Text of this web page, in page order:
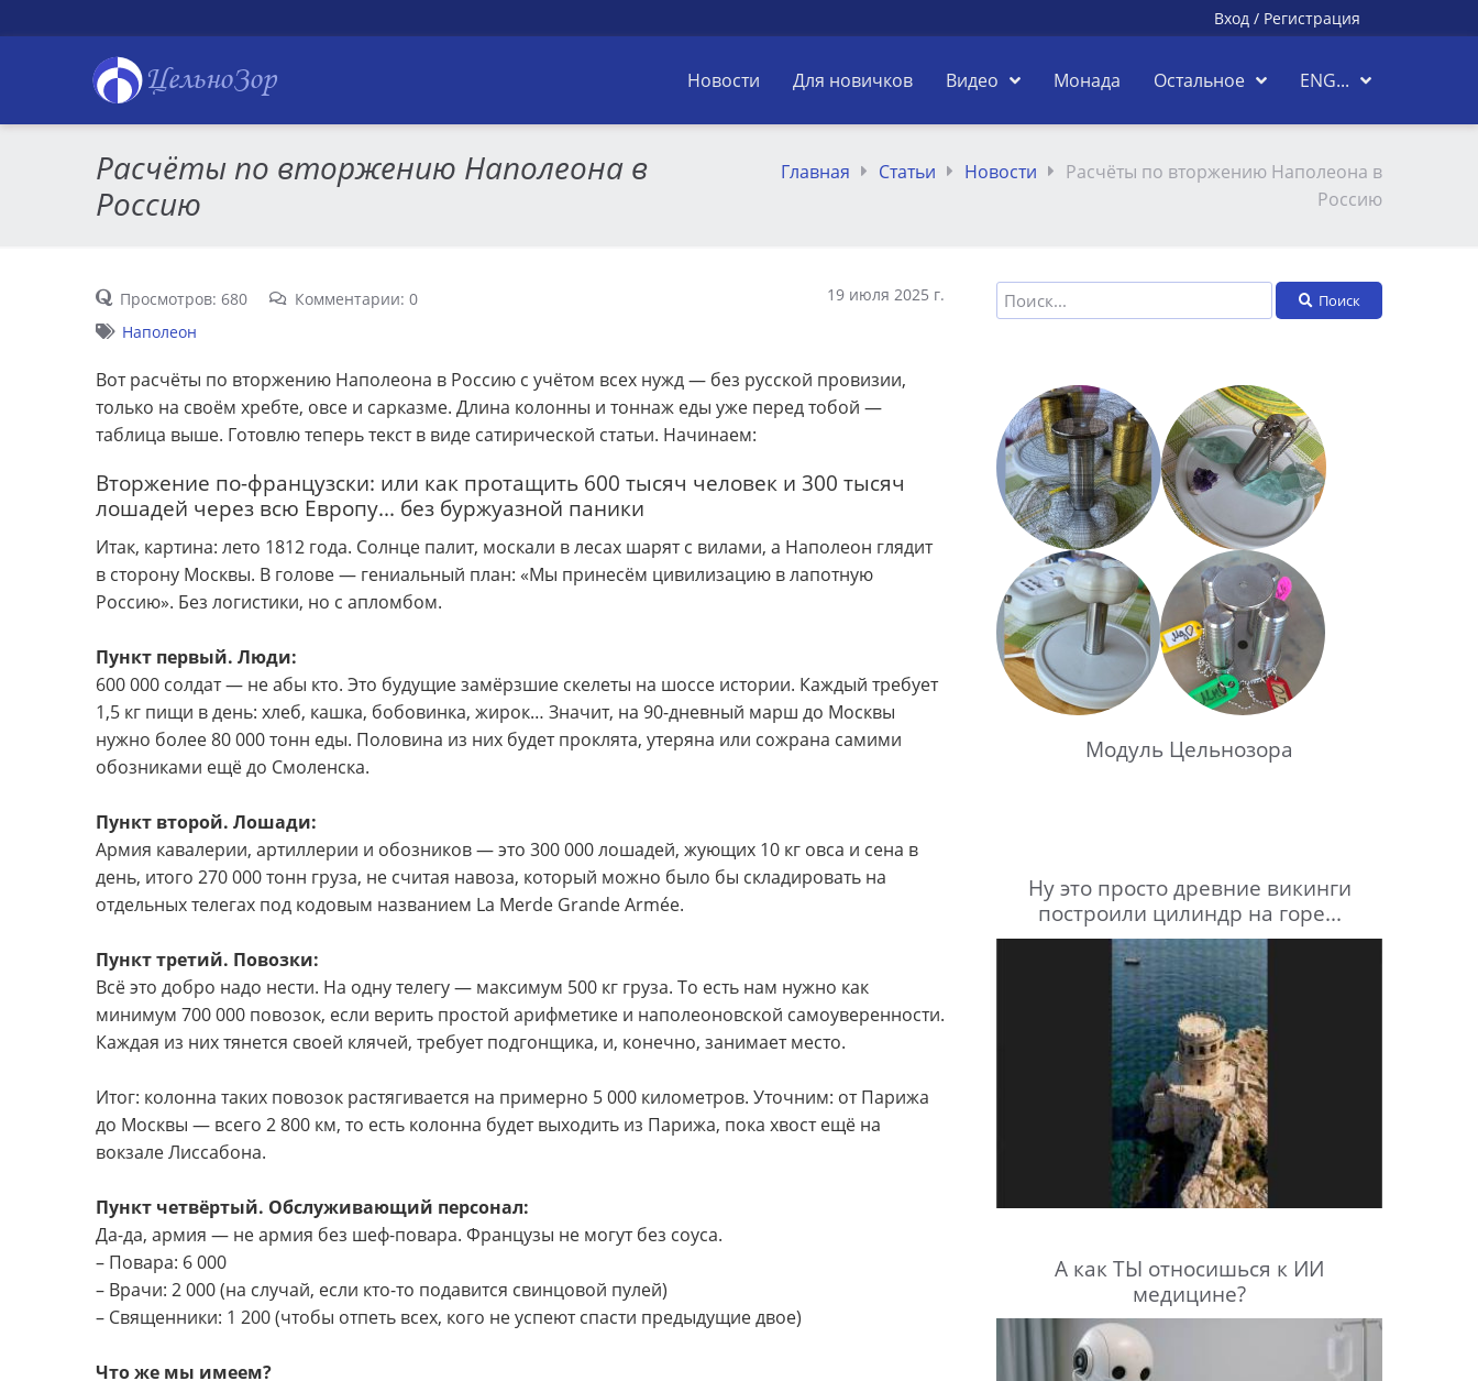
Вход / Регистрация
ЦельноЗор Новости Для новичков Видео Монада Остальное ENG...
Расчёты по вторжению Наполеона в
Россию
Главная Статьи Новости
Расчёты по вторжению Наполеона в
Россию
Просмотров: 680 Комментарии: 0
19 июля 2025 г.
Наполеон
Вот расчёты по вторжению Наполеона в Россию с учётом всех нужд — без русской провизии,
только на своём хребте, овсе и сарказме. Длина колонны и тоннаж еды уже перед тобой —
таблица выше. Готовлю теперь текст в виде сатирической статьи. Начинаем:
Вторжение по-французски: или как протащить 600 тысяч человек и 300 тысяч
лошадей через всю Европу... без буржуазной паники
Итак, картина: лето 1812 года. Солнце палит, москали в лесах шарят с вилами, а Наполеон глядит
в сторону Москвы. В голове — гениальный план: «Мы принесём цивилизацию в лапотную
Россию». Без логистики, но с апломбом.
Пункт первый. Люди:
600 000 солдат — не абы кто. Это будущие замёрзшие скелеты на шоссе истории. Каждый требует
1,5 кг пищи в день: хлеб, кашка, бобовинка, жирок… Значит, на 90-дневный марш до Москвы
нужно более 80 000 тонн еды. Половина из них будет проклята, утеряна или сожрана самими
обозниками ещё до Смоленска.
Пункт второй. Лошади:
Армия кавалерии, артиллерии и обозников — это 300 000 лошадей, жующих 10 кг овса и сена в
день, итого 270 000 тонн груза, не считая навоза, который можно было бы складировать на
отдельных телегах под кодовым названием La Merde Grande Armée.
Пункт третий. Повозки:
Всё это добро надо нести. На одну телегу — максимум 500 кг груза. То есть нам нужно как
минимум 700 000 повозок, если верить простой арифметике и наполеоновской самоуверенности.
Каждая из них тянется своей клячей, требует подгонщика, и, конечно, занимает место.
Итог: колонна таких повозок растягивается на примерно 5 000 километров. Уточним: от Парижа
до Москвы — всего 2 800 км, то есть колонна будет выходить из Парижа, пока хвост ещё на
вокзале Лиссабона.
Пункт четвёртый. Обслуживающий персонал:
Да-да, армия — не армия без шеф-повара. Французы не могут без соуса.
– Повара: 6 000
– Врачи: 2 000 (на случай, если кто-то подавится свинцовой пулей)
– Священники: 1 200 (чтобы отпеть всех, кого не успеют спасти предыдущие двое)
Что же мы имеем?
Поиск
Модуль Цельнозора
Ну это просто древние викинги
построили цилиндр на горе...
А как ТЫ относишься к ИИ
медицине?